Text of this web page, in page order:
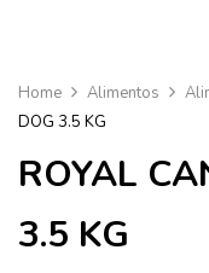
Home Alimentos
DOG 3.5 KG
ROYAL
3.5 KG